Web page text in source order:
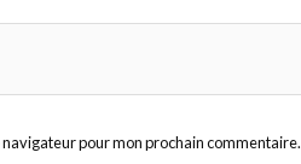
pour mon prochain commentaire.